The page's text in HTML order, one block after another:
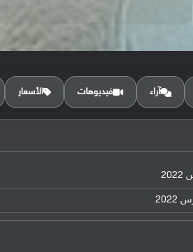
آراء فيديوهات الأسعار